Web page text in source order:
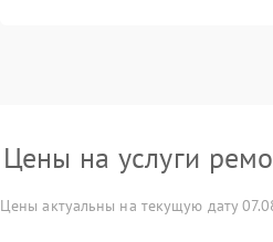
Цены на услуги
Цены актуальны на текущую дату